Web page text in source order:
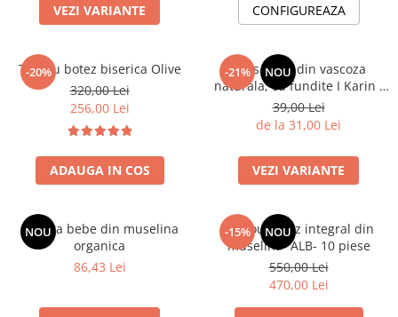
Botosei
Fulare si esarfe
Saci de dormit bebe
Prosoape
Perii de par bebe
Camasi baieti
Body-uri bebe
VEZI VARIANTE CONFIGUREAZA
-20%
Trusou botez biserica Olive
320,00 Lei
256,00 Lei
ADAUGA IN COS
-21% NOU
Dres bebe din vascoza
naturala, cu fundite I Karin I
ALB
39,00 Lei
de la 31,00 Lei
VEZI VARIANTE
NOU
Boneta bebe din muselina
organica
86,43 Lei
-15% NOU
Trusou botez integral din
muselina- ALB- 10 piese
550,00 Lei
470,00 Lei